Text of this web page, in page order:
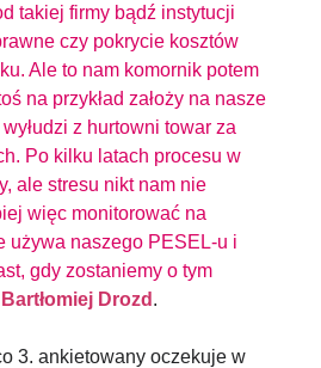
takiej firmy bądź instytucji
czy pokrycie kosztów
Ale to nam komornik potem
na przykład założy na nasze
z hurtowni towar za
Po kilku latach procesu w
ale stresu nikt nam nie
więc monitorować na
używa naszego PESEL-u i
gdy zostaniemy o tym
Bartłomiej Drozd .
3. ankietowany oczekuje w